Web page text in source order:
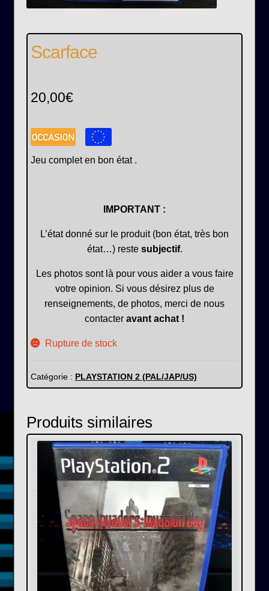
Scarface
20,00€
Jeu complet en bon état .
IMPORTANT :
L’état donné sur le produit (bon état, très bon
état…) reste subjectif.
Les photos sont là pour vous aider a vous faire
votre opinion. Si vous désirez plus de
renseignements, de photos, merci de nous
contacter avant achat !
Rupture de stock
Catégorie : PLAYSTATION 2 (PAL/JAP/US)
Produits similaires